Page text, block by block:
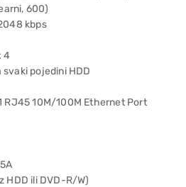
600)
kbps
4
pojedini HDD
RJ45 10M/100M Ethernet Port
HDD ili DVD-R/W)